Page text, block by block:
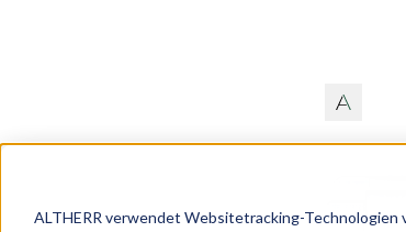
ALTHERR verwendet Websitetracking-